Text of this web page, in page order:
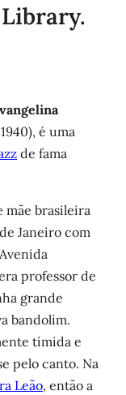
é uma
de fama
mãe brasileira
Janeiro com
professor de
grande
bandolim.
tímida e
pelo canto. Na
Leão, então a